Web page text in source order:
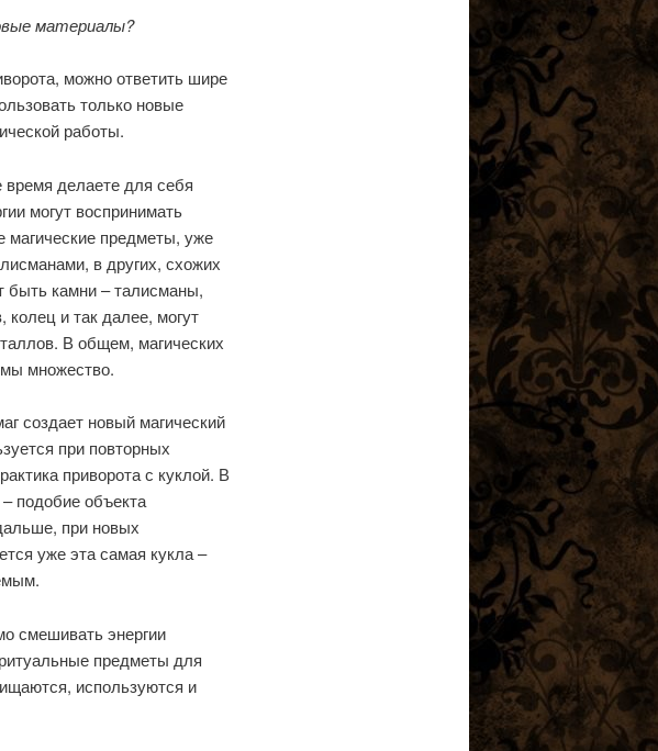
материалы?
можно ответить шире
только новые
работы.
делаете для себя
могут воспринимать
магические предметы, уже
в других, схожих
быть камни – талисманы,
и так далее, могут
В общем, магических
множество.
создает новый магический
при повторных
приворота с куклой. В
подобие объекта
при новых
уже эта самая кукла –
смешивать энергии
предметы для
используются и